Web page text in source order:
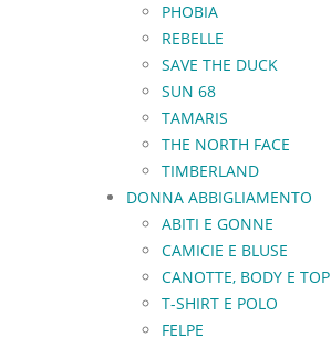
PHOBIA
REBELLE
SAVE THE DUCK
SUN 68
TAMARIS
THE NORTH FACE
TIMBERLAND
DONNA ABBIGLIAMENTO
ABITI E GONNE
CAMICIE E BLUSE
CANOTTE, BODY E TOP
T-SHIRT E POLO
FELPE